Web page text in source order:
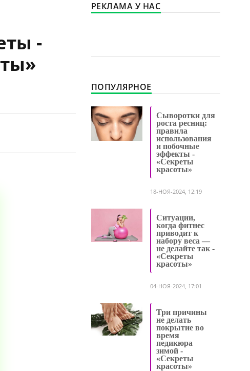
-
РЕКЛАМА У НАС
ПОПУЛЯРНОЕ
Сыворотки для
роста ресниц:
правила
использования
и побочные
эффекты -
«Секреты
красоты»
18-НОЯ-2024, 12:19
Ситуации,
когда фитнес
приводит к
набору веса —
не делайте так -
«Секреты
красоты»
04-НОЯ-2024, 17:01
Три причины
не делать
покрытие во
время
педикюра
зимой -
«Секреты
красоты»